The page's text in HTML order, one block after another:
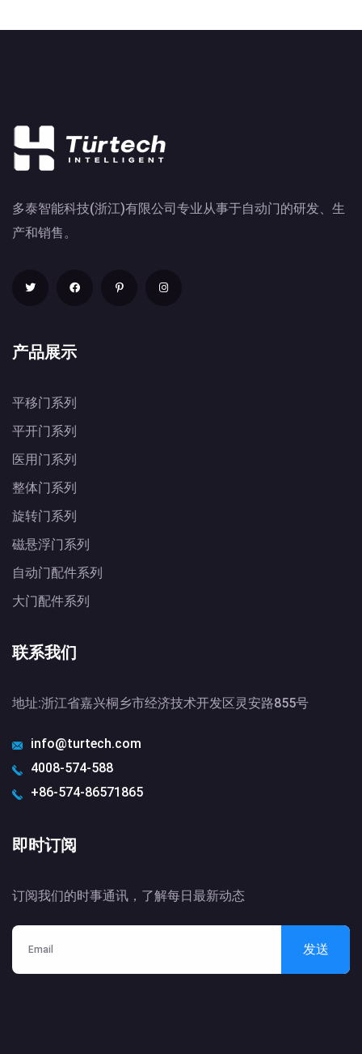
多泰智能科技(浙江)有限公司专业从事于自动门的研发、生
产和销售。
产品展示
平移门系列
平开门系列
医用门系列
整体门系列
旋转门系列
磁悬浮门系列
自动门配件系列
大门配件系列
联系我们
地址:浙江省嘉兴桐乡市经济技术开发区灵安路855号
info@turtech.com
4008-574-588
+86-574-86571865
即时订阅
订阅我们的时事通讯，了解每日最新动态
发送